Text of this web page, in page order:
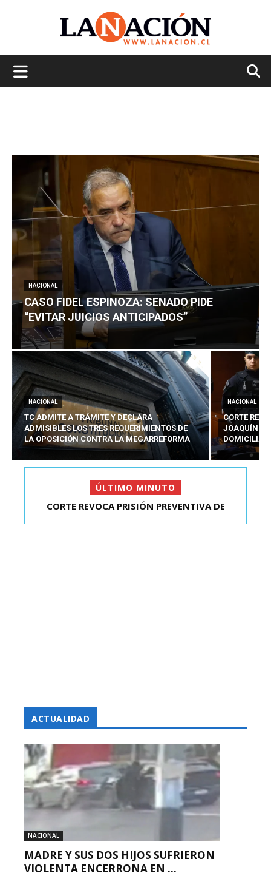
NACIONAL
CASO FIDEL ESPINOZA: SENADO PIDE
“EVITAR JUICIOS ANTICIPADOS”
NACIONAL
TC ADMITE A TRÁMITE Y DECLARA
ADMISIBLES LOS TRES REQUERIMIENTOS DE
LA OPOSICIÓN CONTRA LA MEGARREFORMA
NACIONAL
CORTE
JOAQUÍN
ÚLTIMO MINUTO
CASO FIDEL ESPINOZA: SENADO PIDE “EVITAR
CORTE REVOCA PRISIÓN PREVENTIVA DE
ACTUALIDAD
NACIONAL
MADRE Y SUS DOS HIJOS SUFRIERON
VIOLENTA ENCERRONA EN ...